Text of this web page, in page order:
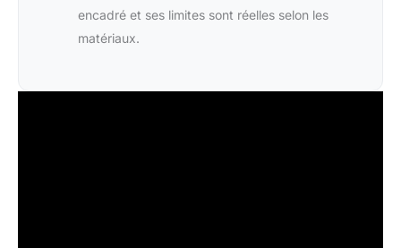
encadré et ses limites sont réelles selon les
matériaux.